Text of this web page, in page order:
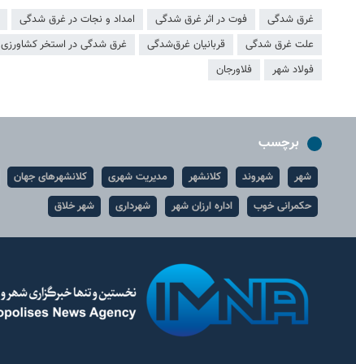
غرق شدگی فوت در اثر غرق شدگی امداد و نجات در غرق شدگی
علت غرق شدگی
قربانیان غرق‌شدگی غرق شدگی در استخر کشاورزی
فولاد شهر
فلاورجان
برچسب
شهر شهروند کلانشهر مدیریت شهری کلانشهرهای جهان
حکمرانی خوب
اداره ارزان شهر شهرداری شهر خلاق